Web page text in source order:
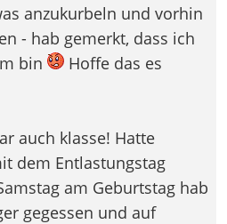
anzukurbeln und vorhin
- hab gemerkt, dass ich
bin
Hoffe das es
auch klasse! Hatte
dem Entlastungstag
am Geburtstag hab
gegessen und auf